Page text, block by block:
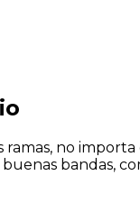
ramas, no
bandas,